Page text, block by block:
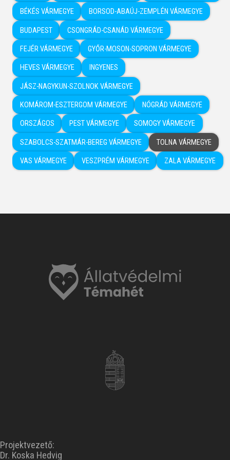
BÉKÉS VÁRMEGYE BORSOD-ABAÚJ-ZEMPLÉN VÁRMEGYE
BUDAPEST CSONGRÁD-CSANÁD VÁRMEGYE
FEJÉR VÁRMEGYE GYŐR-MOSON-SOPRON VÁRMEGYE
HEVES VÁRMEGYE INGYENES
JÁSZ-NAGYKUN-SZOLNOK VÁRMEGYE
KOMÁROM-ESZTERGOM VÁRMEGYE NÓGRÁD VÁRMEGYE
ORSZÁGOS PEST VÁRMEGYE SOMOGY VÁRMEGYE
SZABOLCS-SZATMÁR-BEREG VÁRMEGYE TOLNA VÁRMEGYE
VAS VÁRMEGYE VESZPRÉM VÁRMEGYE ZALA VÁRMEGYE
Projektvezető:
Dr. Koska Hedvig